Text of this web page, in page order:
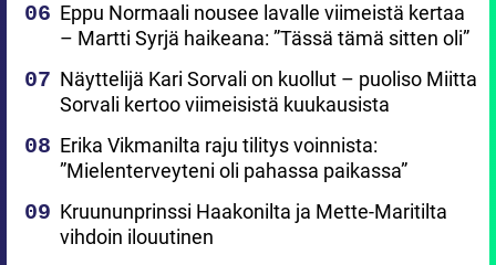
Eppu Normaali nousee lavalle viimeistä kertaa
– Martti Syrjä haikeana: ”Tässä tämä sitten oli”
Näyttelijä Kari Sorvali on kuollut – puoliso Miitta
Sorvali kertoo viimeisistä kuukausista
Erika Vikmanilta raju tilitys voinnista:
”Mielenterveyteni oli pahassa paikassa”
Kruununprinssi Haakonilta ja Mette-Maritilta
vihdoin ilouutinen